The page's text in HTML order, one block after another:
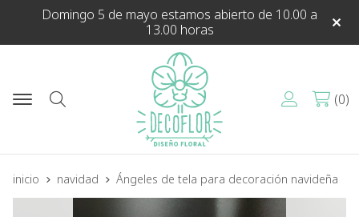
Domingo 5 de mayo estamos abierto de 10.00 a
13.00 horas
Buscar
0
inicio navidad Ángeles de tela para decoración navideña